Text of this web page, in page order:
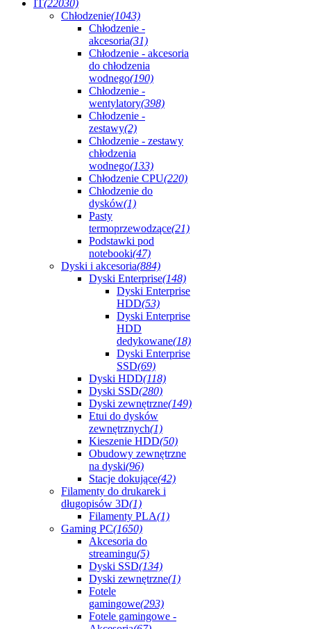
IT(22030)
Chłodzenie(1043)
Chłodzenie -
akcesoria(31)
Chłodzenie - akcesoria
do chłodzenia
wodnego(190)
Chłodzenie -
wentylatory(398)
Chłodzenie -
zestawy(2)
Chłodzenie - zestawy
chłodzenia
wodnego(133)
Chłodzenie CPU(220)
Chłodzenie do
dysków(1)
Pasty
termoprzewodzące(21)
Podstawki pod
notebooki(47)
Dyski i akcesoria(884)
Dyski Enterprise(148)
Dyski Enterprise
HDD(53)
Dyski Enterprise
HDD
dedykowane(18)
Dyski Enterprise
SSD(69)
Dyski HDD(118)
Dyski SSD(280)
Dyski zewnętrzne(149)
Etui do dysków
zewnętrznych(1)
Kieszenie HDD(50)
Obudowy zewnętrzne
na dyski(96)
Stacje dokujące(42)
Filamenty do drukarek i
długopisów 3D(1)
Filamenty PLA(1)
Gaming PC(1650)
Akcesoria do
streamingu(5)
Dyski SSD(134)
Dyski zewnętrzne(1)
Fotele
gamingowe(293)
Fotele gamingowe -